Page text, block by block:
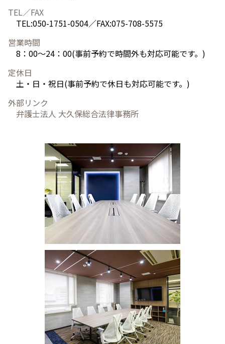
TEL／FAX
TEL:050-1751-0504／FAX:075-708-5575
営業時間
8：00～24：00(事前予約で時間外も対応可能です。)
定休日
土・日・祝日(事前予約で休日も対応可能です。)
外部リンク
弁護士法人 大久保総合法律事務所